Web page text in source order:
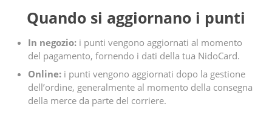
Quando si aggiornano i punti
In negozio: i punti vengono aggiornati al momento
del pagamento, fornendo i dati della tua NidoCard.
Online: i punti vengono aggiornati dopo la gestione
dell’ordine, generalmente al momento della consegna
della merce da parte del corriere.